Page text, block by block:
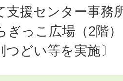
支援センター事務
ぎっこ広場（2階
つどい等を実施〕